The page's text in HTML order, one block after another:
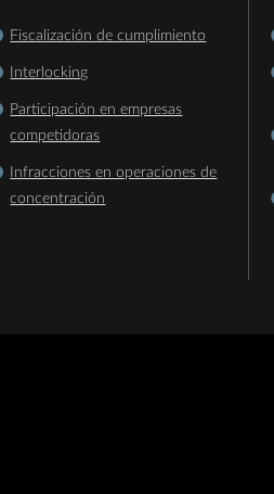
Fiscalización de cumplimiento
Interlocking
Participación en empresas
competidoras
Infracciones en operaciones de
concentración